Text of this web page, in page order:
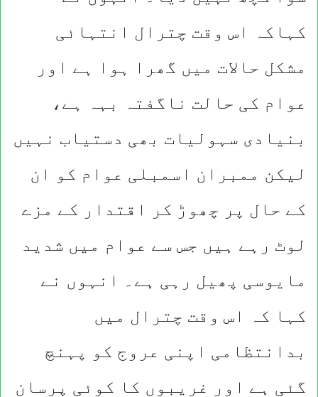
کہاکہ اس وقت چترال انتہائی
مشکل حالات میں گھرا ہوا ہے اور
عوام کی حالت ناگفتہ بہہ ہے،
بنیادی سہولیات بھی دستیاب نہیں
لیکن ممبران اسمبلی عوام کو ان
کے حال پر چھوڑ کر اقتدار کے مزے
لوٹ رہے ہیں جس سے عوام میں شدید
مایوسی پھیل رہی ہے۔ انہوں نے
کہا کہ اس وقت چترال میں
بدانتظامی اپنی عروج کو پہنچ
گئی ہے اور غریبوں کا کوئی پرسان